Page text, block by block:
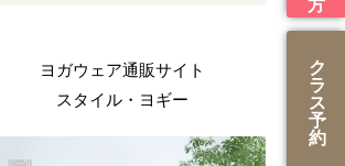
ヨガウェア通販サイト
スタイル・ヨギー
ク
ラ
ス
予
約